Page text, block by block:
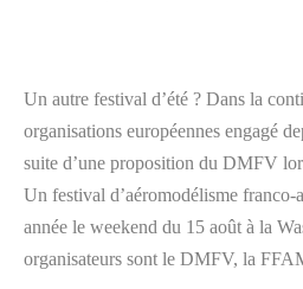
Un autre festival d’été ? Dans la
organisations européennes engagé
suite d’une proposition du DMFV
Un festival d’aéromodélisme franco-
année le weekend du 15 août à la
organisateurs sont le DMFV, la